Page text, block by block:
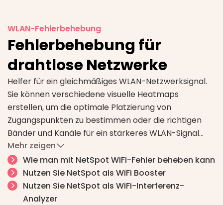
WLAN-Fehlerbehebung
Fehlerbehebung für
drahtlose Netzwerke
Helfer für ein gleichmäßiges WLAN-Netzwerksignal.
Sie können verschiedene visuelle Heatmaps
erstellen, um die optimale Platzierung von
Zugangspunkten zu bestimmen oder die richtigen
Bänder und Kanäle für ein stärkeres WLAN-Signal
auszuwählen.
Zusätzliche Möglichkeiten beinhalten die Messung
der Internet-Download- und Upload-
Geschwindigkeiten, die Erstellung von Heatmaps für
„Probleme mit SRV“, „hoher Rauschpegel“ usw.
Mehr zeigen
Wie man mit NetSpot WiFi-Fehler beheben kann
Nutzen Sie NetSpot als WiFi Booster
Nutzen Sie NetSpot als WiFi-Interferenz-
Analyzer